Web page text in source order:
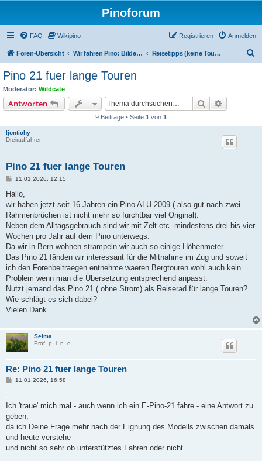
Pinoforum
FAQ Wikipino Anmelden
Registrieren
Foren-Übersicht Wir fahren Pino: Bilder, Touren, Treffen Reisetipps (keine Touren)
Pino 21 fuer lange Touren
Moderator: Wildcate
Antworten Suche
9 Beiträge • Seite 1 von 1
Ijontichy
Dreiradfahrer
Pino 21 fuer lange Touren
B
i
r
a
11.01.2026, 12:15
Hallo,
wir haben jetzt seit 16 Jahren ein Pino ALU 2009 ( also gut nach zwei
Rahmenbrüchen ist nicht mehr so furchtbar viel Original).
Neben dem Alltagsgebrauch sind wir mit Zelt etc. mindestens drei bis vier
Wochen pro Jahr auf dem Pino unterwegs.
Da wir in Bern wohnen strampeln wir auch so einige Höhenmeter.
Das Pino 21 fänden wir interessant für die Mitnahme im Zug und soweit
ich den Forenbeitraegen entnehme waeren Bergtouren wohl auch kein
Problem wenn man die Übersetzung entsprechend anpasst.
Nutzt jemand das Pino 21 ( ohne Strom) als Reiserad für lange Touren?
Wie schlägt es sich dabei?
Vielen Dank
Selma
Prof. p. i. n. o.
Re: Pino 21 fuer lange Touren
B
r
a
11.01.2026, 16:58
Ich 'traue' mich mal - auch wenn ich ein E-Pino-21 fahre - eine Antwort zu
geben,
da ich Deine Frage mehr nach der Eignung des Modells zwischen damals
und heute verstehe
und nicht so sehr ob unterstütztes Fahren oder nicht.